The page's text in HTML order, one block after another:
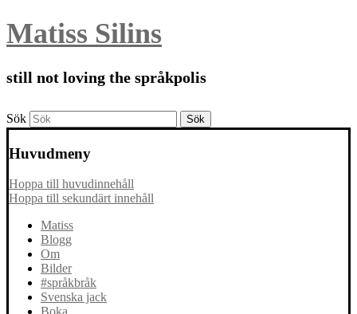
Matiss Silins
still not loving the språkpolis
Sök
Huvudmeny
Hoppa till huvudinnehåll
Hoppa till sekundärt innehåll
Matiss
Blogg
Om
Bilder
#språkbråk
Svenska jack